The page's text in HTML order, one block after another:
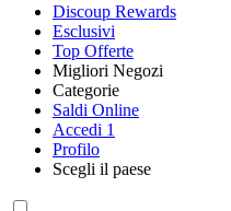
Discoup Rewards
Esclusivi
Top Offerte
Migliori Negozi
SHEIN
Categorie
Elettronica e
Saldi Online
Accedi 1
Profilo
Scegli il paese